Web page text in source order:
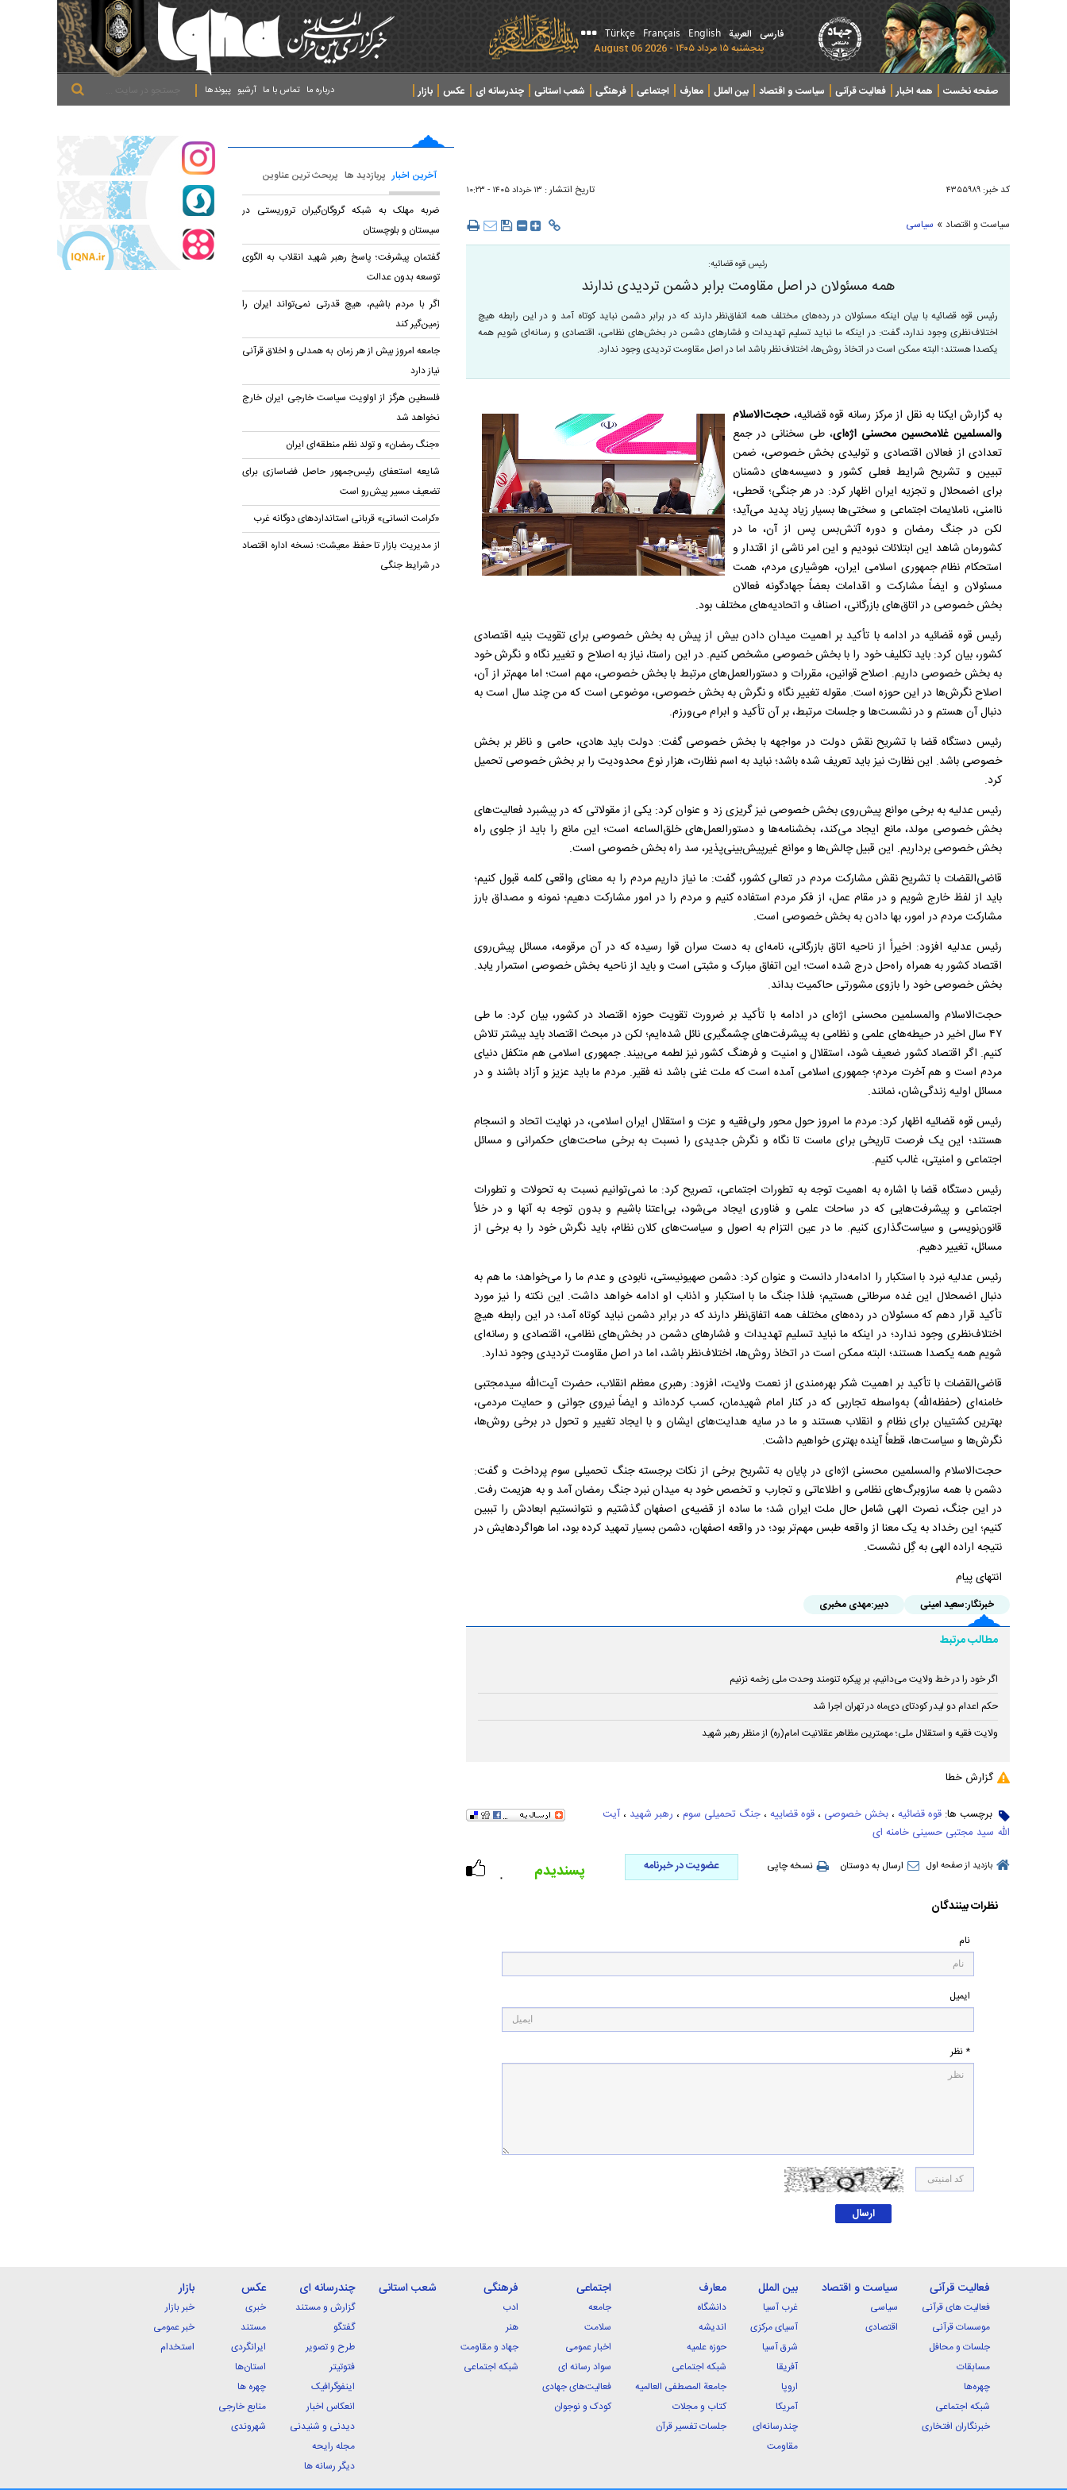
فارسی العربیة English
Français
Türkçe
پنجشنبه ۱۵ مرداد ۱۴۰۵ - 2026 August 06
صفحه نخست همه اخبار فعالیت قرآنی سیاست و اقتصاد بین الملل معارف اجتماعی فرهنگی شعب استانی چندرسانه ای عکس
بازار
پیوندها آرشیو تماس با ما درباره ما
کد خبر: ۴۳۵۵۹۸۹ تاریخ انتشار : ۱۳ خرداد ۱۴۰۵ - ۱۰:۲۳
سیاست و اقتصاد » سیاسی
رئیس قوه قضائیه:
همه مسئولان در اصل مقاومت برابر دشمن تردیدی ندارند
رئیس قوه قضائیه با بیان اینکه مسئولان در رده‌های مختلف همه اتفاق‌نظر دارند که در برابر دشمن نباید کوتاه آمد و در این رابطه هیچ
اختلاف‌نظری وجود ندارد، گفت: در اینکه ما نباید تسلیم تهدیدات و فشار‌های دشمن در بخش‌های نظامی، اقتصادی و رسانه‌ای شویم همه
یکصدا هستند؛ البته ممکن است در اتخاذ روش‌ها، اختلاف‌نظر باشد اما در اصل مقاومت تردیدی وجود ندارد.
به گزارش ایکنا به نقل از مرکز رسانه قوه قضائیه، حجتالاسلام
والمسلمین غلامحسین محسنی اژهای، طی سخنانی در جمع
تعدادی از فعالان اقتصادی و تولیدی بخش خصوصی، ضمن
تبیین و تشریح شرایط فعلی کشور و دسیسههای دشمنان
برای اضمحلال و تجزیه ایران اظهار کرد: در هر جنگی؛ قحطی،
ناامنی، ناملایمات اجتماعی و سختیها بسیار زیاد پدید میآید؛
لکن در جنگ رمضان و دوره آتشبس پس از آن، ما در
کشورمان شاهد این ابتلائات نبودیم و این امر ناشی از اقتدار و
استحکام نظام جمهوری اسلامی ایران، هوشیاری مردم، همت
مسئولان و ایضاً مشارکت و اقدامات بعضاً جهادگونه فعالان
بخش خصوصی در اتاقهای بازرگانی، اصناف و اتحادیههای مختلف بود.
رئیس قوه قضائیه در ادامه با تأکید بر اهمیت میدان دادن بیش از پیش به بخش خصوصی برای تقویت بنیهاقتصادی
کشور، بیان کرد: باید تکلیف خود را با بخش خصوصی مشخص کنیم. در این راستا، نیاز به اصلاح و تغییر نگاه و نگرش خود
به بخش خصوصی داریم. اصلاح قوانین، مقررات و دستورالعملهای مرتبط با بخش خصوصی، مهم است؛ اما مهمتر از آن،
اصلاح نگرشها در این حوزه است. مقولهتغییر نگاه و نگرش به بخش خصوصی، موضوعی است که من چند سال است به
دنبال آن هستم و در نشستها و جلسات مرتبط، بر آن تأکید و ابرام میورزم.
رئیس دستگاه قضا با تشریح نقش دولت در مواجهه با بخش خصوصی گفت: دولت باید هادی، حامی و ناظر بر بخش
خصوصی باشد. این نظارت نیز باید تعریف شده باشد؛ نباید به اسم نظارت، هزار نوع محدودیت را بر بخش خصوصی تحمیل
کرد.
رئیس عدلیه به برخی موانع پیشروی بخش خصوصی نیز گریزی زد و عنوان کرد: یکی از مقولاتی که در پیشبرد فعالیتهای
بخش خصوصی مولد، مانع ایجاد میکند، بخشنامهها و دستورالعملهای خلقالساعه است؛ این مانع را باید از جلوی راه
بخش خصوصی برداریم. این قبیل چالشها و موانع غیرپیشبینیپذیر، سد راه بخش خصوصی است.
قاضیالقضات با تشریح نقش مشارکت مردم در تعالی کشور، گفت: ما نیاز داریم مردم را به معنای واقعی کلمه قبول کنیم؛
باید از لفظ خارج شویم و در مقام عمل، از فکر مردم استفاده کنیم و مردم را در امور مشارکت دهیم؛ نمونه و مصداق بارز
مشارکت مردم در امور، بها دادن به بخش خصوصی است.
رئیس عدلیه افزود: اخیراً از ناحیه اتاق بازرگانی، نامهای به دست سران قوا رسیده که در آن مرقومه، مسائل پیشروی
اقتصاد کشور به همراه راهحل درج شده است؛ این اتفاق مبارک و مثبتی است و باید از ناحیه بخش خصوصی استمرار یابد.
بخش خصوصی خود را بازوی مشورتی حاکمیت بداند.
حجتالاسلام والمسلمین محسنی اژهای در ادامه با تأکید بر ضرورت تقویت حوزه اقتصاد در کشور، بیان کرد: ما طی
۴۷سال اخیر در حیطههای علمی و نظامی به پیشرفتهای چشمگیری نائل شدهایم؛ لکن در مبحث اقتصاد باید بیشتر تلاش
کنیم. اگر اقتصاد کشور ضعیف شود، استقلال و امنیت و فرهنگ کشور نیز لطمه میبیند. جمهوری اسلامی هم متکفل دنیای
مردم است و هم آخرت مردم؛ جمهوری اسلامی آمده است که ملت غنی باشد نه فقیر. مردم ما باید عزیز و آزاد باشند و در
مسائل اولیه زندگیشان، نمانند.
رئیس قوه قضائیه اظهار کرد: مردم ما امروز حول محور ولیفقیه و عزت و استقلال ایران اسلامی، در نهایت اتحاد و انسجام
هستند؛ این یک فرصت تاریخی برای ماست تا نگاه و نگرش جدیدی را نسبت به برخی ساحتهای حکمرانی و مسائل
اجتماعی و امنیتی، غالب کنیم.
رئیس دستگاه قضا با اشاره به اهمیت توجه به تطورات اجتماعی، تصریح کرد: ما نمیتوانیم نسبت به تحولات و تطورات
اجتماعی و پیشرفتهایی که در ساحات علمی و فناوری ایجاد میشود، بیاعتنا باشیم و بدون توجه به آنها و در خلأ
قانوننویسی و سیاستگذاری کنیم. ما در عین التزام به اصول و سیاستهای کلان نظام، باید نگرش خود را به برخی از
مسائل، تغییر دهیم.
رئیس عدلیه نبرد با استکبار را ادامهدار دانست و عنوان کرد: دشمن صهیونیستی، نابودی و عدم ما را میخواهد؛ ما هم به
دنبال اضمحلال این غده سرطانی هستیم؛ فلذا جنگ ما با استکبار و اذناب او ادامه خواهد داشت. این نکته را نیز مورد
تأکید قرار دهم که مسئولان در ردههای مختلف همه اتفاقنظر دارند که در برابر دشمن نباید کوتاه آمد؛ در این رابطه هیچ
اختلافنظری وجود ندارد؛ در اینکه ما نباید تسلیم تهدیدات و فشارهای دشمن در بخشهای نظامی، اقتصادی و رسانهای
شویم همه یکصدا هستند؛ البته ممکن است در اتخاذ روشها، اختلافنظر باشد، اما در اصل مقاومت تردیدی وجود ندارد.
قاضیالقضات با تأکید بر اهمیت شکر بهرهمندی از نعمت ولایت، افزود: رهبری معظم انقلاب، حضرت آیتالله سیدمجتبی
خامنهای (حفظهالله) بهواسطه‌ تجاربی که در کنار امام شهیدمان، کسب کردهاند و ایضاً نیروی جوانی و حمایت مردمی،
بهترین کشتیبان برای نظام و انقلاب هستند و ما در سایه هدایتهای ایشان و با ایجاد تغییر و تحول در برخی روشها،
نگرشها و سیاستها، قطعاً آینده بهتری خواهیم داشت.
حجتالاسلام والمسلمین محسنی اژهای در پایان به تشریح برخی از نکات برجسته جنگ تحمیلی سوم پرداخت و گفت:
دشمن با همه سازوبرگهای نظامی و اطلاعاتی و تجارب و تخصص خود به میدان نبرد جنگ رمضان آمد و به هزیمت رفت.
در این جنگ، نصرت الهی شامل حال ملت ایران شد؛ ما ساده از قضیهی اصفهان گذشتیم و نتوانستیم ابعادش را تببین
کنیم؛ این رخداد به یک معنا از واقعه طبس مهمتر بود؛ در واقعه اصفهان، دشمن بسیار تمهید کرده بود، اما هواگردهایش در
نتیجه اراده الهی به گِل نشست.
انتهای پیام
خبرنگار:سعید امینی دبیر:مهدی مخبری
مطالب مرتبط
اگر خود را در خط ولایت می‌دانیم، بر پیکره تنومند وحدت ملی زخمه نزنیم
حکم اعدام دو لیدر کودتای دی‌ماه در تهران اجرا شد
ولایت فقیه و استقلال ملی؛ مهمترین مظاهر عقلانیت امام(ره) از منظر رهبر شهید
گزارش خطا
برچسب ها: قوه قضائیه ، بخش خصوصی ، قوه قضاییه ، جنگ تحمیلی سوم ، رهبر شهید ، آیت
الله سید مجتبی حسینی خامنه ای
بازدید از صفحه اول ارسال به دوستان نسخه چاپی عضویت در خبرنامه
۰ پسندیدم
نظرات بینندگان
نام
ایمیل
* نظر
آخرین اخبار پربازدید ها پربحث ترین عناوین
ضربه مهلک به شبکه گروگان‌گیران تروریستی در
سیستان و بلوچستان
گفتمان پیشرفت؛ پاسخ رهبر شهید انقلاب به الگوی
توسعه بدون عدالت
اگر با مردم باشیم، هیچ قدرتی نمی‌تواند ایران را
زمین‌گیر کند
جامعه امروز بیش از هر زمان به همدلی و اخلاق قرآنی
نیاز دارد
فلسطین هرگز از اولویت سیاست خارجی ایران خارج
نخواهد شد
«جنگ رمضان» و تولد نظم منطقه‌ای ایران
شایعه استعفای رئیس‌جمهور حاصل فضاسازی برای
تضعیف مسیر پیش‌رو است
«کرامت انسانی» قربانی استاندارد‌های دوگانه غرب
از مدیریت بازار تا حفظ معیشت؛ نسخه اداره اقتصاد
در شرایط جنگی
فعالیت قرآنی
فعالیت های قرآنی
موسسات قرآنی
جلسات و محافل
مسابقات
چهره‌ها
شبکه اجتماعی
خبرنگاران افتخاری
سیاست و اقتصاد
سیاسی
اقتصادی
بین الملل
غرب آسیا
آسیای مرکزی
شرق آسیا
آفریقا
اروپا
آمریکا
چندرسانه‌ای
مقاومت
معارف
دانشگاه
اندیشه
حوزه علمیه
شبکه اجتماعی
جامعة المصطفی العالمیه
کتاب و مجلات
جلسات تفسیر قرآن
اجتماعی
جامعه
سلامت
اخبار عمومی
سواد رسانه ای
فعالیت‌های جهادی
کودک و نوجوان
فرهنگی
ادب
هنر
جهاد و مقاومت
شبکه اجتماعی
شعب استانی چندرسانه ای
گزارش و مستند
گفتگو
طرح و تصویر
فتوتیتر
اینفوگرافیک
انعکاس اخبار
دیدنی و شنیدنی
مجله رایحه
دیگر رسانه ها
عکس
خبری
مستند
ایرانگردی
استان‌ها
چهره ها
منابع خارجی
شهروندی
بازار
خبر بازار
خبر عمومی
استخدام